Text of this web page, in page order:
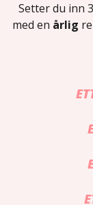
Setter du inn
med en årlig